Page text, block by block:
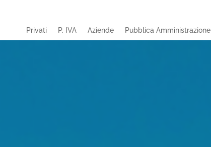
Privati P. IVA Aziende Pubblica Amministrazione